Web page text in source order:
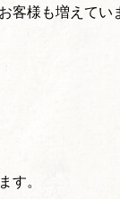
客様も増えてい
。